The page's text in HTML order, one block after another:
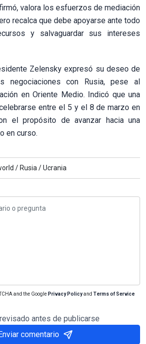
valora los esfuerzos de mediación
recalca que debe apoyarse ante todo
y salvaguardar sus intereses
Zelensky expresó su deseo de
negociaciones con Rusia, pese al
en Oriente Medio. Indicó que una
entre el 5 y el 8 de marzo en
el propósito de avanzar hacia una
en curso.
/ Rusia /Ucrania
and the Google Privacy Policyand Terms of Service
antes de publicarse
comentario